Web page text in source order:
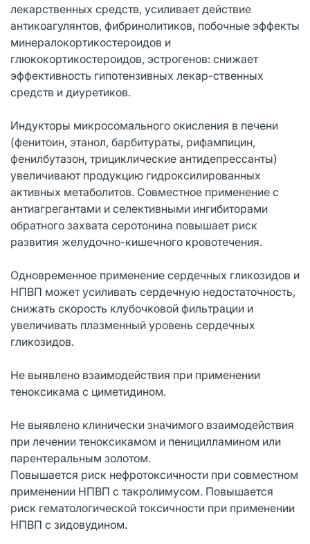
лекарственных средств, усиливает действие
антикоагулянтов, фибринолитиков, побочные эффекты
минералокортикостероидов и
глюкокортикостероидов, эстрогенов: снижает
эффективность гипотензивных лекар-ственных
средств и диуретиков.
Индукторы микросомального окисления в печени
(фенитоин, этанол, барбитураты, рифампицин,
фенилбутазон, трициклические антидепрессанты)
увеличивают продукцию гидроксилированных
активных метаболитов. Совместное применение с
антиагрегантами и селективными ингибиторами
обратного захвата серотонина повышает риск
развития желудочно-кишечного кровотечения.
Одновременное применение сердечных гликозидов и
НПВП может усиливать сердечную недостаточность,
снижать скорость клубочковой фильтрации и
увеличивать плазменный уровень сердечных
гликозидов.
Не выявлено взаимодействия при применении
теноксикама с циметидином.
Не выявлено клинически значимого взаимодействия
при лечении теноксикамом и пеницилламином или
парентеральным золотом.
Повышается риск нефротоксичности при совместном
применении НПВП с такролимусом. Повышается
риск гематологической токсичности при применении
НПВП с зидовудином.